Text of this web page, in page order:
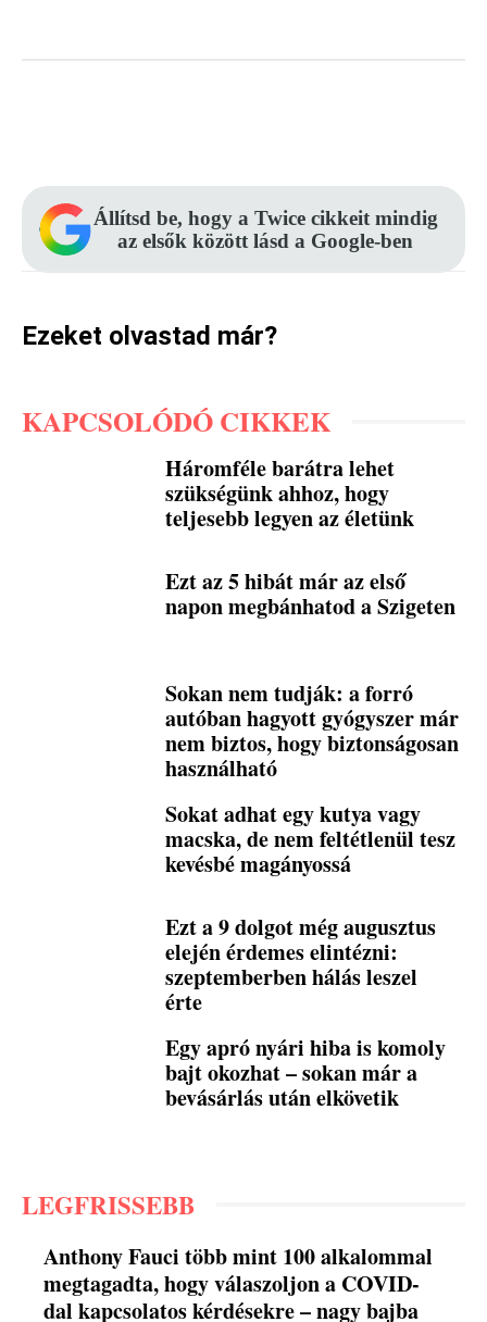
Állítsd be, hogy a Twice cikkeit mindig
az elsők között lásd a Google-ben
Ezeket olvastad már?
KAPCSOLÓDÓ CIKKEK
Háromféle barátra lehet
szükségünk ahhoz, hogy
teljesebb legyen az életünk
Ezt az 5 hibát már az első
napon megbánhatod a Szigeten
Sokan nem tudják: a forró
autóban hagyott gyógyszer már
nem biztos, hogy biztonságosan
használható
Sokat adhat egy kutya vagy
macska, de nem feltétlenül tesz
kevésbé magányossá
Ezt a 9 dolgot még augusztus
elején érdemes elintézni:
szeptemberben hálás leszel
érte
Egy apró nyári hiba is komoly
bajt okozhat – sokan már a
bevásárlás után elkövetik
LEGFRISSEBB
Anthony Fauci több mint 100 alkalommal
megtagadta, hogy válaszoljon a COVID-
dal kapcsolatos kérdésekre – nagy bajba